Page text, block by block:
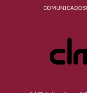
COMUNICADOS